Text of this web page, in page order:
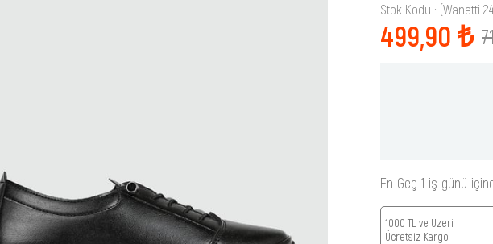
Stok Kodu (Wanetti
499,90 ₺
En Geç 1 iş günü
1000 TL ve Üzeri
Ücretsiz Kargo